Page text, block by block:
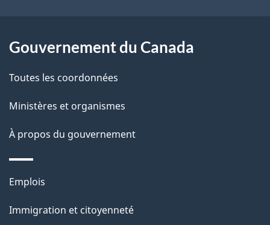
l
p
a
g
e
Gouvernement du Canada
Toutes les coordonnées
Ministères et organismes
À propos du gouvernement
Thèmes
sujets
Emplois
Immigration et citoyenneté